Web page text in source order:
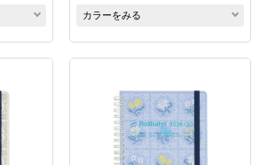
カラーをみる